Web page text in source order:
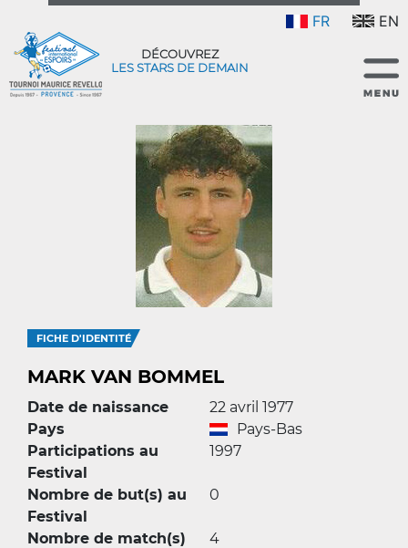
FR EN
DÉCOUVREZ
LES STARS DE DEMAIN
FICHE D'IDENTITÉ
MARK VAN BOMMEL
Date de naissance
22 avril 1977
Pays
Pays-Bas
Participations au
Festival
1997
Nombre de but(s) au
Festival
0
Nombre de match(s)
4